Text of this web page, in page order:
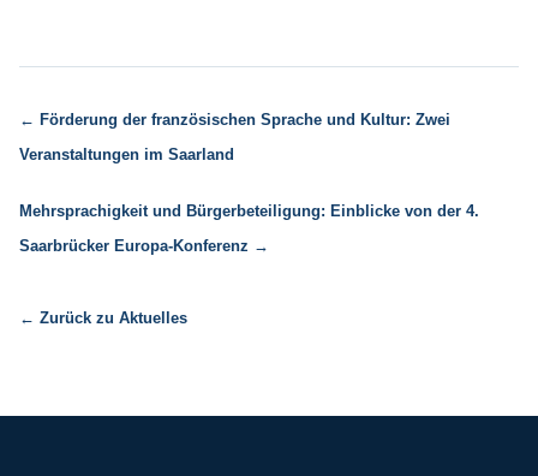
← Förderung der französischen Sprache und Kultur: Zwei
Veranstaltungen im Saarland
Mehrsprachigkeit und Bürgerbeteiligung: Einblicke von der 4.
Saarbrücker Europa-Konferenz →
← Zurück zu Aktuelles